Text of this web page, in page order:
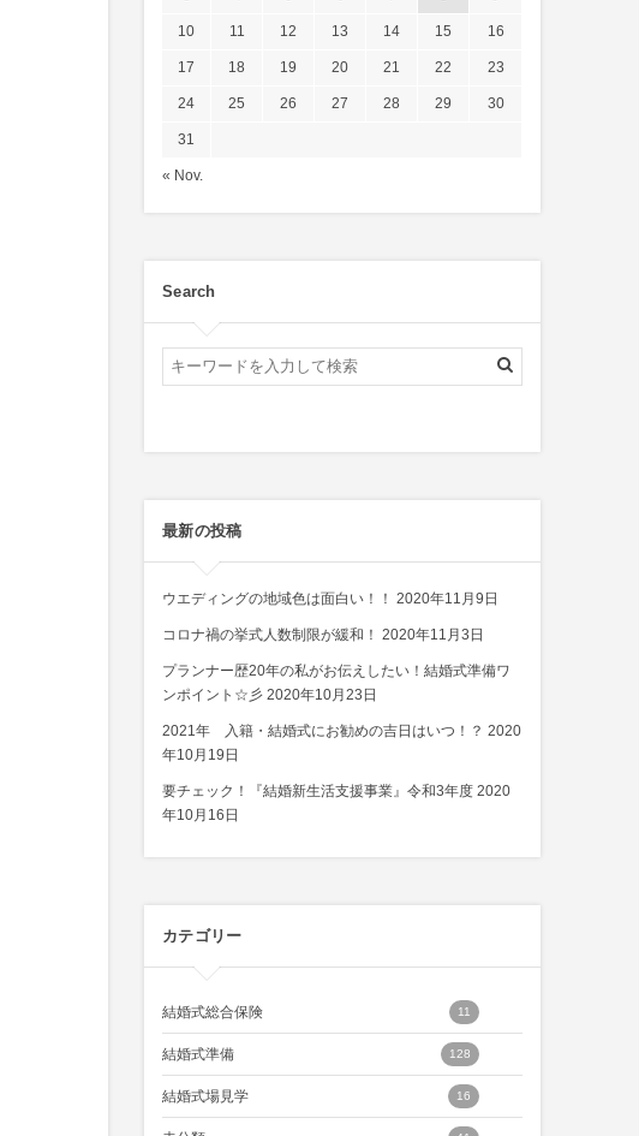
« Nov.
10 11 12 13 14 15 16
17 18 19 20 21 22 23
24 25 26 27 28 29 30
31
Search
最新の投稿
ウエディングの地域色は面白い！！ 2020年11月9日
コロナ禍の挙式人数制限が緩和！ 2020年11月3日
プランナー歴20年の私がお伝えしたい！結婚式準備ワ
ンポイント☆彡 2020年10月23日
2021年 入籍・結婚式にお勧めの吉日はいつ！？ 2020
年10月19日
要チェック！『結婚新生活支援事業』令和3年度 2020
年10月16日
カテゴリー
結婚式総合保険 11
結婚式準備 128
結婚式場見学 16